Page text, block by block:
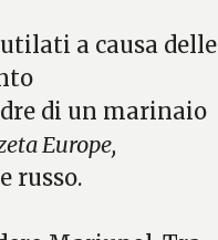
a causa delle
di un marinaio
Europe,
russo.